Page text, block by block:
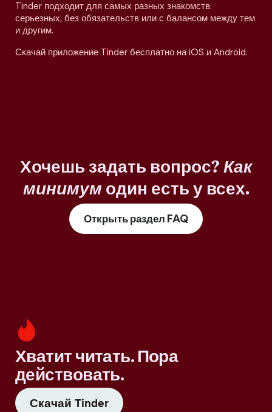
Tinder подходит для самых разных знакомств:
серьезных, без обязательств или с балансом между тем
и другим.
Скачай приложение Tinder бесплатно на iOS и Android.
Хочешь задать вопрос? Как
минимум один есть у всех.
Открыть раздел FAQ
Хватит читать. Пора
действовать.
Скачай Tinder